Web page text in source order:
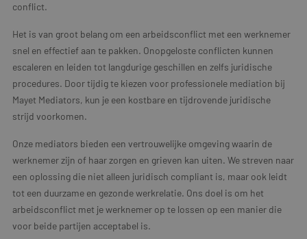
conflict.
Het is van groot belang om een arbeidsconflict met een werknemer
snel en effectief aan te pakken. Onopgeloste conflicten kunnen
escaleren en leiden tot langdurige geschillen en zelfs juridische
procedures. Door tijdig te kiezen voor professionele mediation bij
Mayet Mediators, kun je een kostbare en tijdrovende juridische
strijd voorkomen.
Onze mediators bieden een vertrouwelijke omgeving waarin de
werknemer zijn of haar zorgen en grieven kan uiten. We streven naar
een oplossing die niet alleen juridisch compliant is, maar ook leidt
tot een duurzame en gezonde werkrelatie. Ons doel is om het
arbeidsconflict met je werknemer op te lossen op een manier die
voor beide partijen acceptabel is.